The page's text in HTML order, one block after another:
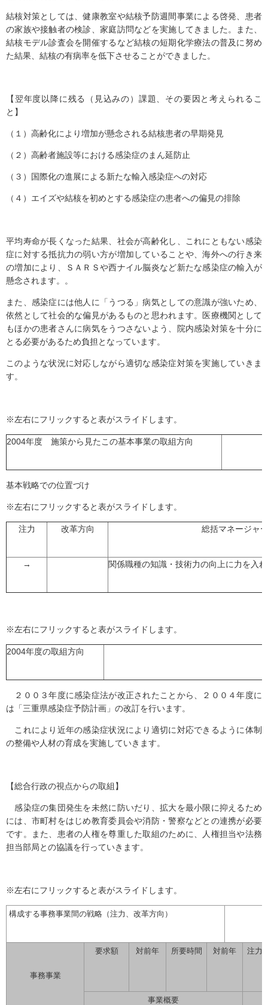
結核対策としては、健康教室や結核予防週間事業による啓発、患者
の家族や接触者の検診、家庭訪問などを実施してきました。また、
結核モデル診査会を開催するなど結核の短期化学療法の普及に努め
た結果、結核の有病率を低下させることができました。
【翌年度以降に残る（見込みの）課題、その要因と考えられるこ
と】
（１）高齢化により増加が懸念される結核患者の早期発見
（２）高齢者施設等における感染症のまん延防止
（３）国際化の進展による新たな輸入感染症への対応
（４）エイズや結核を初めとする感染症の患者への偏見の排除
平均寿命が長くなった結果、社会が高齢化し、これにともない感染
症に対する抵抗力の弱い方が増加していることや、海外への行き来
の増加により、ＳＡＲＳや西ナイル脳炎など新たな感染症の輸入が
懸念されます。。
また、感染症には他人に「うつる」病気としての意識が強いため、
依然として社会的な偏見があるものと思われます。医療機関として
もほかの患者さんに病気をうつさないよう、院内感染対策を十分に
とる必要があるため負担となっています。
このような状況に対応しながら適切な感染症対策を実施していきま
す。
※左右にフリックすると表がスライドします。
2004年度 施策から見たこの基本事業の取組方向
基本戦略での位置づけ
※左右にフリックすると表がスライドします。
注力 改革方向 総括マネージャ
→ 関係職種の知識・技術力の向上に力を入
※左右にフリックすると表がスライドします。
2004年度の取組方向
２００３年度に感染症法が改正されたことから、２００４年度に
は「三重県感染症予防計画」の改訂を行います。
これにより近年の感染症状況により適切に対応できるように体制
の整備や人材の育成を実施していきます。
【総合行政の視点からの取組】
感染症の集団発生を未然に防いだり、拡大を最小限に抑えるため
には、市町村をはじめ教育委員会や消防・警察などとの連携が必要
です。また、患者の人権を尊重した取組のために、人権担当や法務
担当部局との協議を行っていきます。
※左右にフリックすると表がスライドします。
構成する事務事業間の戦略（注力、改革方向）
事務事業
要求額 対前年 所要時間 対前年 注力
事業概要